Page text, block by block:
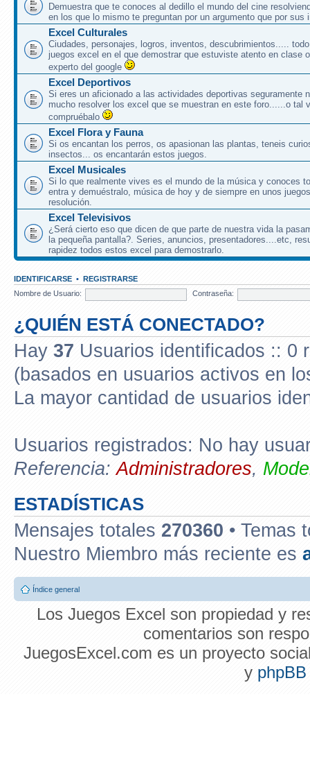
Demuestra que te conoces al dedillo el mundo del cine
en los que lo mismo te preguntan por un argumento que por sus
Excel Culturales
Ciudades, personajes, logros, inventos, descubrimientos.....
juegos excel en el que demostrar que estuviste atento en clase
experto del google
Excel Deportivos
Si eres un aficionado a las actividades deportivas seguramente
mucho resolver los excel que se muestran en este foro......o tal
compruébalo
Excel Flora y Fauna
Si os encantan los perros, os apasionan las plantas, teneis
insectos... os encantarán estos juegos.
Excel Musicales
Si lo que realmente vives es el mundo de la música y conoces
entra y demuéstralo, música de hoy y de siempre en unos
resolución.
Excel Televisivos
¿Será cierto eso que dicen de que parte de nuestra vida la
la pequeña pantalla?. Series, anuncios, presentadores....etc,
rapidez todos estos excel para demostrarlo.
IDENTIFICARSE • REGISTRARSE
Nombre de Usuario:
Contraseña:
¿QUIÉN ESTÁ CONECTADO?
Hay 37 Usuarios identificados :: 0
(basados en usuarios activos en
La mayor cantidad de usuarios
Usuarios registrados: No hay
Referencia:Administradores,
ESTADÍSTICAS
Mensajes totales 270360 • Temas
Nuestro Miembro más reciente es
Índice general
Los Juegos Excel son propiedad y
comentarios son
JuegosExcel.com es un proyecto
y phpBB